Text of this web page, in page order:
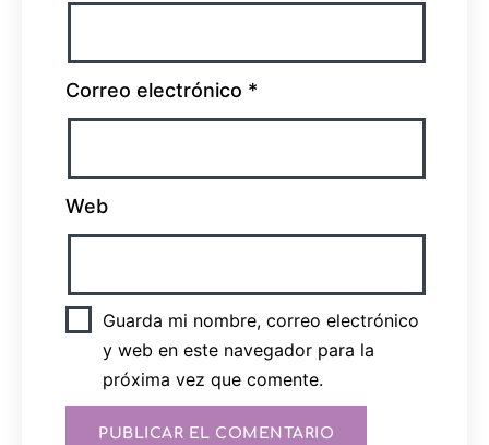
Correo electrónico *
Web
Guarda mi nombre, correo electrónico
y web en este navegador para la
próxima vez que comente.